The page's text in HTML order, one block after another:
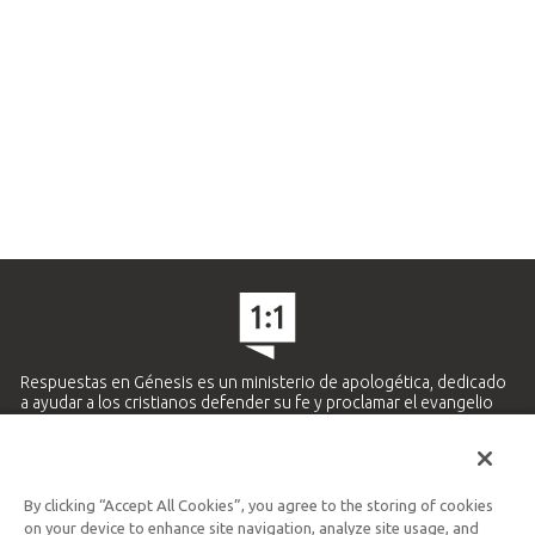
Respuestas en Génesis es un ministerio de apologética, dedicado
a ayudar a los cristianos defender su fe y proclamar el evangelio
Ministerio Hispano y Latinoamericano
By clicking “Accept All Cookies”, you agree to the storing of cookies
on your device to enhance site navigation, analyze site usage, and